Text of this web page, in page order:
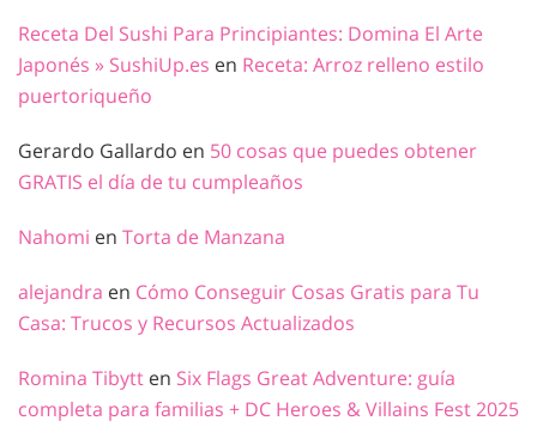
Receta Del Sushi Para Principiantes: Domina El Arte
Japonés » SushiUp.es en Receta: Arroz relleno estilo
puertoriqueño
Gerardo Gallardo en 50 cosas que puedes obtener
GRATIS el día de tu cumpleaños
Nahomi en Torta de Manzana
alejandra en Cómo Conseguir Cosas Gratis para Tu
Casa: Trucos y Recursos Actualizados
Romina Tibytt en Six Flags Great Adventure: guía
completa para familias + DC Heroes & Villains Fest 2025